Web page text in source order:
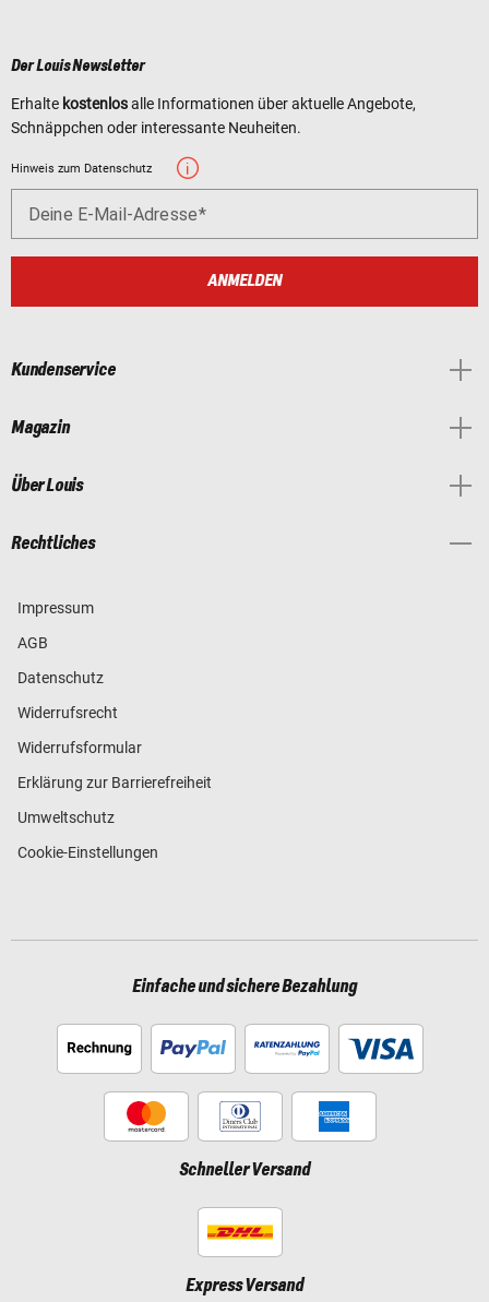
Der Louis Newsletter
Erhalte kostenlosalle Informationen über aktuelle Angebote,
Schnäppchen oder interessante Neuheiten.
Hinweis zum Datenschutz
Deine E-Mail-Adresse
ANMELDEN
Kundenservice
Magazin
Über Louis
Rechtliches
Impressum
AGB
Datenschutz
Widerrufsrecht
Widerrufsformular
Erklärung zur Barrierefreiheit
Umweltschutz
Cookie-Einstellungen
Einfache und sichere Bezahlung
Schneller Versand
Express Versand